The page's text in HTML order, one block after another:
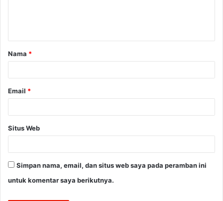
a
r
Nama *
Email *
Situs Web
Simpan nama, email, dan situs web saya pada peramban ini
untuk komentar saya berikutnya.